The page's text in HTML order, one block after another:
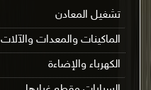
تشغيل المعادن
الماكينات والمعدات والآلات
الكهرباء والإضاءة